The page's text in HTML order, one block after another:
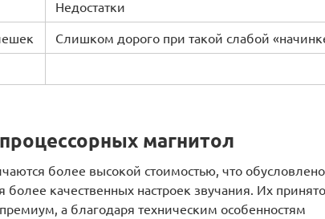
Недостатки
Слишком дорого при такой слабой
магнитол
более высокой стоимостью, что обусловлено
качественных настроек звучания. Их принято
премиум, а благодаря техническим особенностям